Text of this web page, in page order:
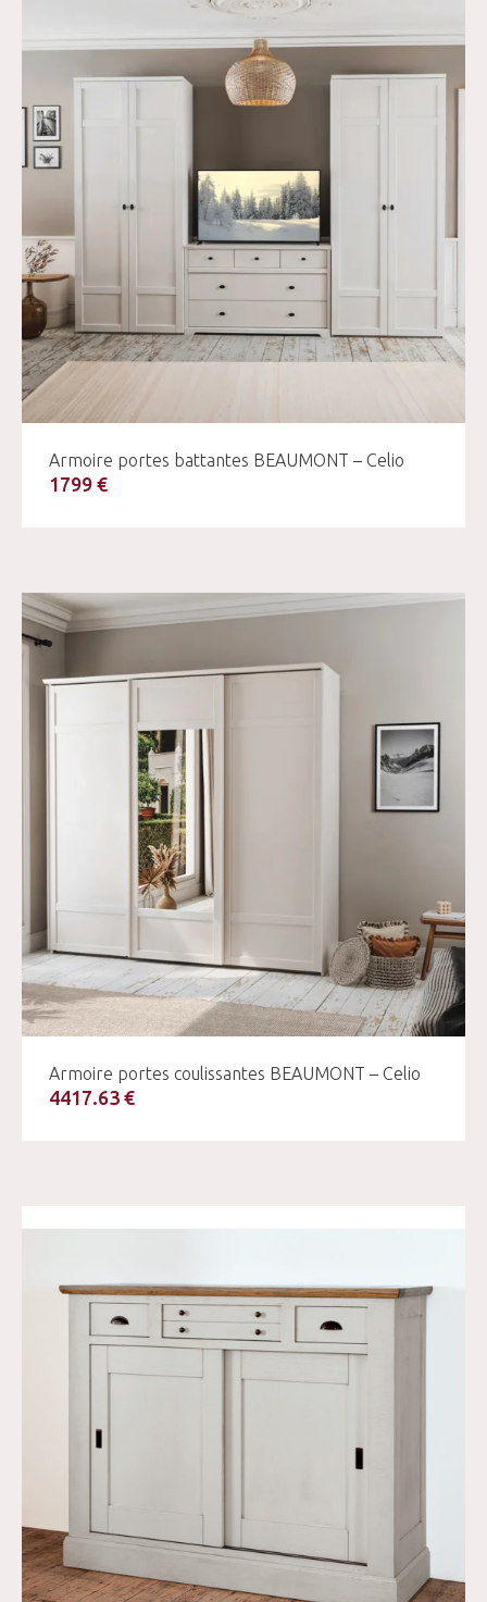
Armoire portes battantes BEAUMONT – Celio
1799 €
Armoire portes coulissantes BEAUMONT – Celio
4417.63 €